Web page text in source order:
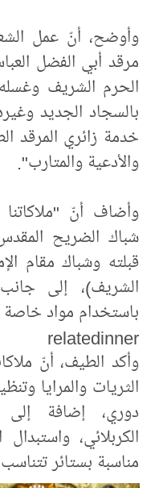
وأوضح، أنّ عمل
مرقد أبي الفضل
الحرم الشريف
بالسجاد الجديد
خدمة زائري المرقد
والأدعية والمتارب".
وأضاف أنّ
شباك الضريح
قبلته وشباك مقام
الشريف)، إلى
باستخدام مواد خاصة
relatedinner
وأكد الطيف، أنّ
الثريات والمرايا
دوري، إضافة إلى
الكربلائي،
مناسبة بستائر